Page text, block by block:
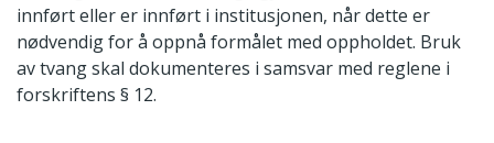
innført eller er innført i institusjonen, når dette er
nødvendig for å oppnå formålet med oppholdet. Bruk
av tvang skal dokumenteres i samsvar med reglene i
forskriftens § 12.